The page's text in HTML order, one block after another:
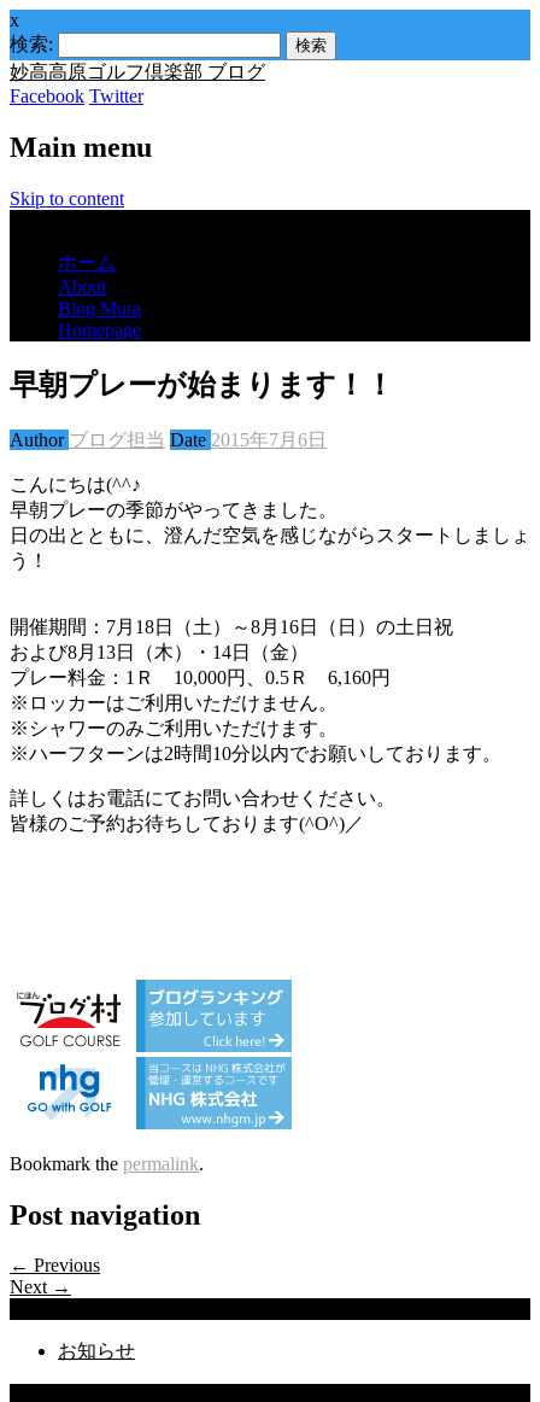
x
検索:
妙高高原ゴルフ倶楽部 ブログ
Facebook Twitter
Main menu
Skip to content
ホーム
About
Blog Mura
Homepage
早朝プレーが始まります！！
Author ブログ担当 Date 2015年7月6日
こんにちは(^^♪
早朝プレーの季節がやってきました。
日の出とともに、澄んだ空気を感じながらスタートしましょ
う！
開催期間：7月18日（土）～8月16日（日）の土日祝
および8月13日（木）・14日（金）
プレー料金：1Ｒ 10,000円、0.5Ｒ 6,160円
※ロッカーはご利用いただけません。
※シャワーのみご利用いただけます。
※ハーフターンは2時間10分以内でお願いしております。
詳しくはお電話にてお問い合わせください。
皆様のご予約お待ちしております(^O^)／
Bookmark the permalink.
Post navigation
← Previous
Next →
お知らせ